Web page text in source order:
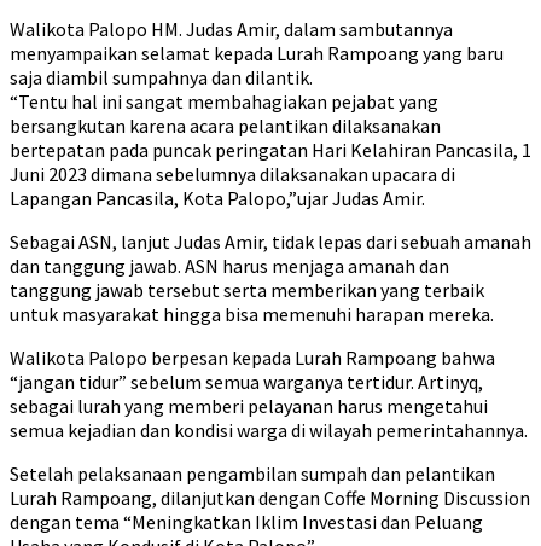
Walikota Palopo HM. Judas Amir, dalam sambutannya
menyampaikan selamat kepada Lurah Rampoang yang baru
saja diambil sumpahnya dan dilantik.
“Tentu hal ini sangat membahagiakan pejabat yang
bersangkutan karena acara pelantikan dilaksanakan
bertepatan pada puncak peringatan Hari Kelahiran Pancasila, 1
Juni 2023 dimana sebelumnya dilaksanakan upacara di
Lapangan Pancasila, Kota Palopo,”ujar Judas Amir.
Sebagai ASN, lanjut Judas Amir, tidak lepas dari sebuah amanah
dan tanggung jawab. ASN harus menjaga amanah dan
tanggung jawab tersebut serta memberikan yang terbaik
untuk masyarakat hingga bisa memenuhi harapan mereka.
Walikota Palopo berpesan kepada Lurah Rampoang bahwa
“jangan tidur” sebelum semua warganya tertidur. Artinyq,
sebagai lurah yang memberi pelayanan harus mengetahui
semua kejadian dan kondisi warga di wilayah pemerintahannya.
Setelah pelaksanaan pengambilan sumpah dan pelantikan
Lurah Rampoang, dilanjutkan dengan Coffe Morning Discussion
dengan tema “Meningkatkan Iklim Investasi dan Peluang